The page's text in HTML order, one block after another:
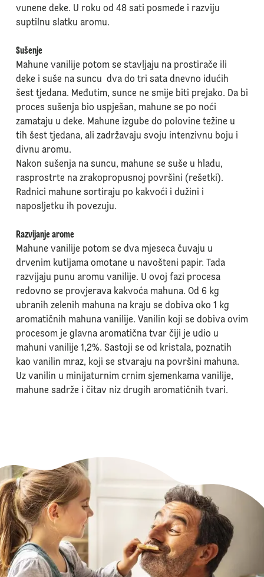
vunene deke. U roku od 48 sati posmeđe i razviju
suptilnu slatku aromu.
Sušenje
Mahune vanilije potom se stavljaju na prostirače ili
deke i suše na suncu dva do tri sata dnevno idućih
šest tjedana. Međutim, sunce ne smije biti prejako. Da bi
proces sušenja bio uspješan, mahune se po noći
zamataju u deke. Mahune izgube do polovine težine u
tih šest tjedana, ali zadržavaju svoju intenzivnu boju i
divnu aromu.
Nakon sušenja na suncu, mahune se suše u hladu,
rasprostrte na zrakopropusnoj površini (rešetki).
Radnici mahune sortiraju po kakvoći i dužini i
naposljetku ih povezuju.
Razvijanje arome
Mahune vanilije potom se dva mjeseca čuvaju u
drvenim kutijama omotane u navošteni papir. Tada
razvijaju punu aromu vanilije. U ovoj fazi procesa
redovno se provjerava kakvoća mahuna. Od 6 kg
ubranih zelenih mahuna na kraju se dobiva oko 1 kg
aromatičnih mahuna vanilije. Vanilin koji se dobiva ovim
procesom je glavna aromatična tvar čiji je udio u
mahuni vanilije 1,2%. Sastoji se od kristala, poznatih
kao vanilin mraz, koji se stvaraju na površini mahuna.
Uz vanilin u minijaturnim crnim sjemenkama vanilije,
mahune sadrže i čitav niz drugih aromatičnih tvari.